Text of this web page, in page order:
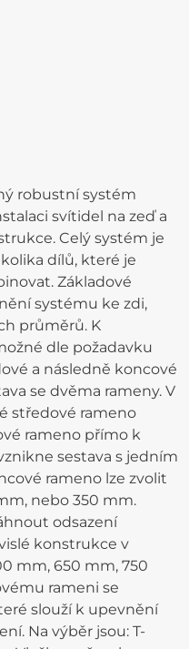
robustní systém
svítidel na zeď a
Celý systém je
dílů, které je
Základové
systému ke zdi,
průměrů. K
dle požadavku
a následně koncové
se dvěma rameny. V
středové rameno
rameno přímo k
sestava s jedním
rameno lze zvolit
nebo 350 mm.
odsazení
konstrukce v
mm, 650 mm, 750
rameni se
slouží k upevnění
Na výběr jsou: T-